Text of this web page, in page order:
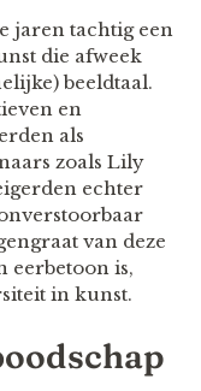
jaren tachtig een
die afweek
beeldtaal.
en
als
zoals Lily
echter
van deze
eerbetoon is,
in kunst.